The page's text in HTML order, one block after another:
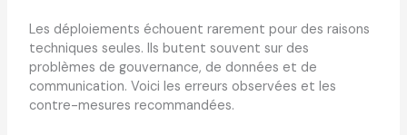
Les déploiements échouent rarement pour des raisons
techniques seules. Ils butent souvent sur des
problèmes de gouvernance, de données et de
communication. Voici les erreurs observées et les
contre-mesures recommandées.